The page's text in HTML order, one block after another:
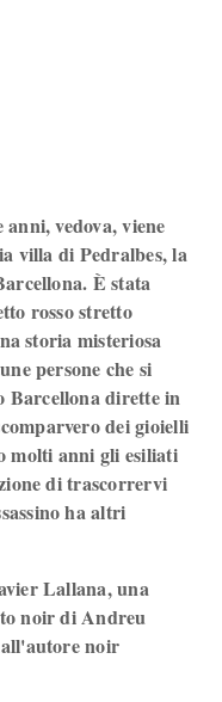
vedova, viene
villa di Pedralbes, la
È stata
rosso stretto
storia misteriosa
persone che si
Barcellona dirette in
dei gioielli
molti anni gli esiliati
di trascorrervi
ha altri
Lallana, una
noir di Andreu
noir